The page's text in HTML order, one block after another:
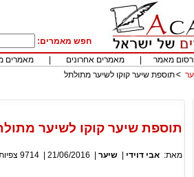
חפש מאמרים:
מאמר מאמרים אחרונים מאמרים
תוספת שיער קוקו לשיער מתולתל
תוספת שיער קוקו לשיער
מאת: אבי דוידי שיער 21/06/2016
9714